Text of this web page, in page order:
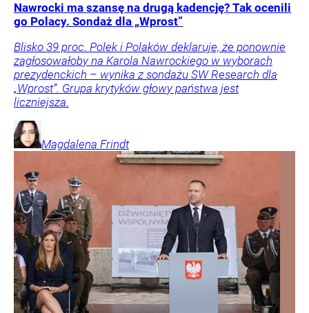
Nawrocki ma szansę na drugą kadencję? Tak ocenili
go Polacy. Sondaż dla „Wprost”
Blisko 39 proc. Polek i Polaków deklaruje, że ponownie
zagłosowałoby na Karola Nawrockiego w wyborach
prezydenckich – wynika z sondażu SW Research dla
„Wprost”. Grupa krytyków głowy państwa jest
liczniejsza.
Magdalena Frindt